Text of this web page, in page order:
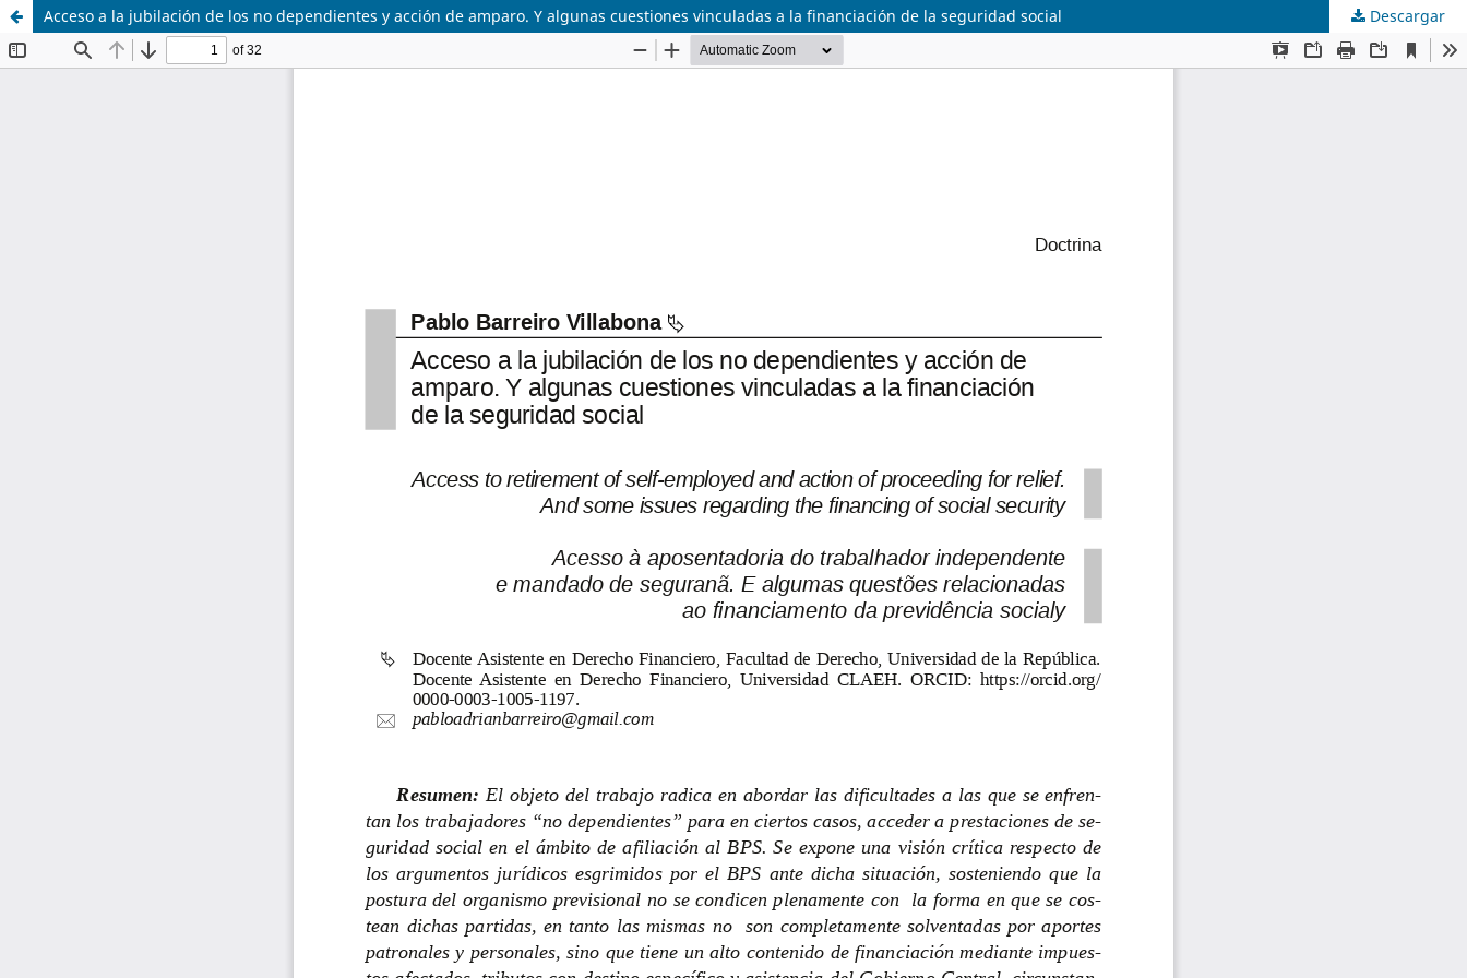
Acceso a la jubilación de los no dependientes y acción de amparo. Y algunas cuestiones vinculadas a la financiación de la seguridad social Descargar